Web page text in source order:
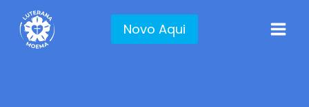
para
Novo Aqui